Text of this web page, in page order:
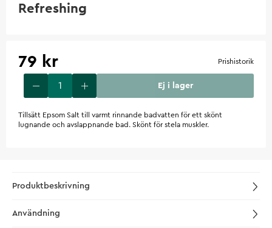
Refreshing
79 kr Prishistorik
Ej i lager
Tillsätt Epsom Salt till varmt rinnande badvatten för ett skönt
lugnande och avslappnande bad. Skönt för stela muskler.
Produktbeskrivning
Användning